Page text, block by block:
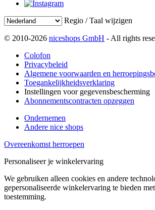
Regio / Taal wijzigen
© 2010-2026 niceshops GmbH - All rights
Colofon
Privacybeleid
Algemene voorwaarden en
Toegankelijkheidsverklaring
Instellingen voor gegevensbescherming
Abonnementscontracten opzeggen
Ondernemen
Andere nice shops
Overeenkomst herroepen
Personaliseer je winkelervaring
We gebruiken alleen cookies en andere
gepersonaliseerde winkelervaring te bieden
toestemming.